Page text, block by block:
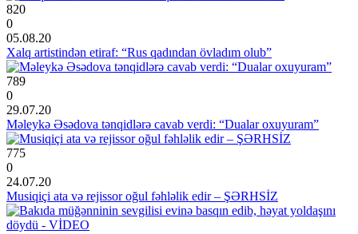
820
0
05.08.20
Xalq artistindən etiraf: “Rus qadından övladım olub”
789
0
29.07.20
Məleykə Əsədova tənqidlərə cavab verdi: “Dualar oxuyuram”
775
0
24.07.20
Musiqiçi ata və rejissor oğul fəhləlik edir – ŞƏRHSİZ